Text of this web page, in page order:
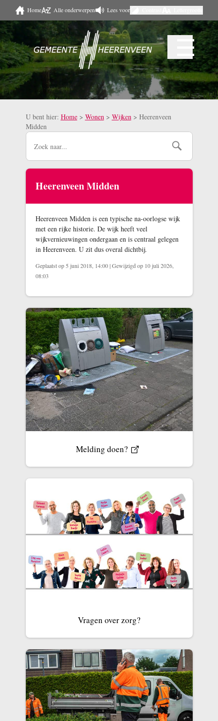
Naar hoofdinhoud
Home Alle onderwerpen Lees voor
Menu ☰
U bent hier: Home > Wonen > Wijken > Heerenveen
Midden
Heerenveen Midden
Heerenveen Midden is een typische na-oorlogse wijk
met een rijke historie. De wijk heeft veel
wijkvernieuwingen ondergaan en is centraal gelegen
in Heerenveen. U zit dus overal dichtbij.
Geplaatst op 5 juni 2018, 14:00|Gewijzigd op 10 juli 2026,
08:03
Melding doen?
Vragen over zorg?